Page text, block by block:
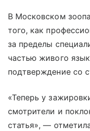
В Московском
того, как
за пределы
частью живого
подтверждение со
«Теперь у
смотрители и
статья», —